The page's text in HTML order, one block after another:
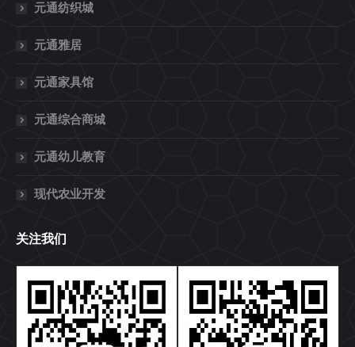
元通纺织城
元通雅居
元通家具馆
元通综合商城
元通幼儿教育
现代农业开发
关注我们